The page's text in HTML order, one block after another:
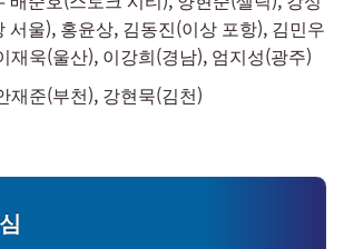
서울), 홍윤상, 김동진(이상 포항), 김민우
재욱(울산), 이강희(경남), 엄지성(광주)
재준(부천), 강현묵(김천)